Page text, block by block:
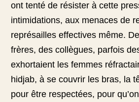
ont tenté de résister à cette
intimidations, aux menaces de
représailles effectives même.
frères, des collègues, parfois
exhortaient les femmes
hidjab, à se couvrir les bras, la
pour être respectées, pour